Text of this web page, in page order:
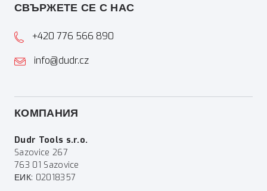
СВЪРЖЕТЕ СЕ С НАС
+420 776 566 890
info@dudr.cz
КОМПАНИЯ
Dudr Tools s.r.o.
Sazovice 267
763 01 Sazovice
ЕИК: 02018357